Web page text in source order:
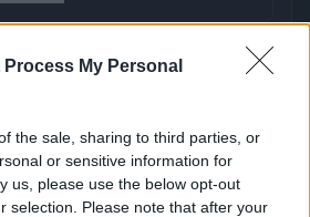
Process My Personal
the sale, sharing to third parties, or
or sensitive information for
us, please use the below opt-out
selection. Please note that after your
2 miesiące temu
udostępniła w
społecznościowych
wiadomość do
-